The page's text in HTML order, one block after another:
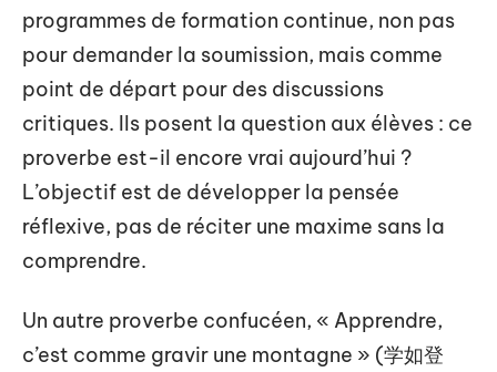
programmes de formation continue, non pas
pour demander la soumission, mais comme
point de départ pour des discussions
critiques. Ils posent la question aux élèves : ce
proverbe est-il encore vrai aujourd’hui ?
L’objectif est de développer la pensée
réflexive, pas de réciter une maxime sans la
comprendre.
Un autre proverbe confucéen, « Apprendre,
c’est comme gravir une montagne » (学如登